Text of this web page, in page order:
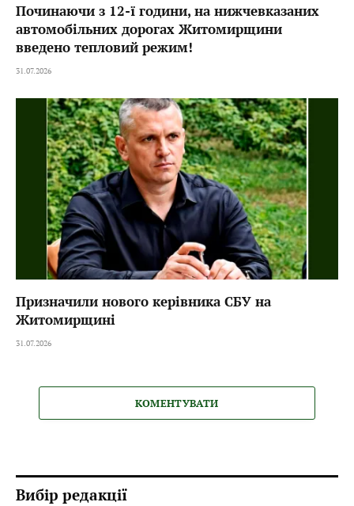
Починаючи з 12-ї години, на нижчевказаних
автомобільних дорогах Житомирщини
введено тепловий режим!
31.07.2026
Призначили нового керівника СБУ на
Житомирщині
31.07.2026
КОМЕНТУВАТИ
Вибір редакції